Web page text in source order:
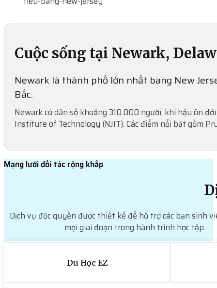
Cuộc sống tại Newark,
Newark là thành phố lớn nhất bang New
Bắc.
Newark có dân số khoảng 310.000 người, khí hậu ôn
Institute of Technology (NJIT). Các điểm nổi bật gồm
Mạng lưới đối tác rộng khắp
Dịch vụ độc quyền được thiết kế để hỗ trợ các bạn sinh
mọi giai đoạn trong hành trình học tập.
Du Học EZ